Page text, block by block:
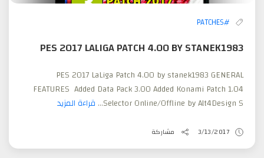
#PATCHES
PES 2017 LALIGA PATCH 4.00 BY STANEK1983
PES 2017 LaLiga Patch 4.00 by stanek1983 GENERAL
FEATURES Added Data Pack 3.00 Added Konami Patch 1.04
Selector Online/Offline by Alt4Design S... قراءة المزيد
3/13/2017 مشاركة